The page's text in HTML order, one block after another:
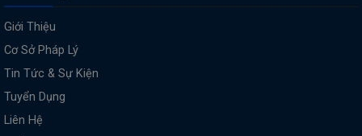
Giới Thiệu
Cơ Sở Pháp Lý
Tin Tức & Sự Kiện
Tuyển Dụng
Liên Hệ